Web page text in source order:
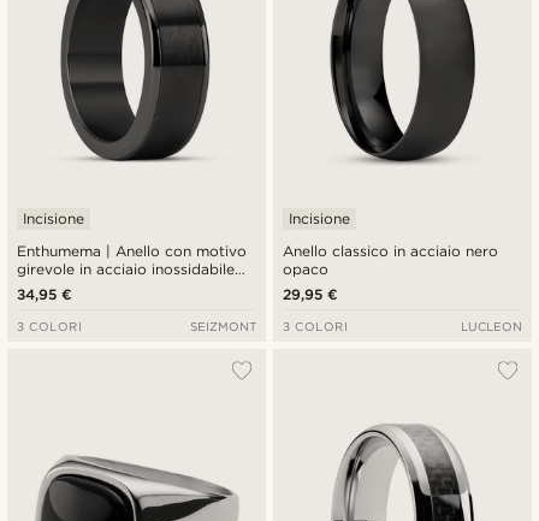
Enthumema | Anello con motivo
girevole in acciaio inossidabile
spazzolato nero da 8 mm
Incisione
34,95 €
3 COLORI SEIZMONT
Anello classico in acciaio nero
opaco
Incisione
29,95 €
3 COLORI LUCLEON